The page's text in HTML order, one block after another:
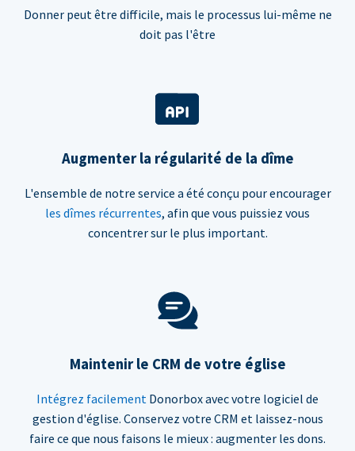
Donner peut être difficile, mais le processus lui-même ne
doit pas l'être
Augmenter la régularité de la dîme
L'ensemble de notre service a été conçu pour encourager
les dîmes récurrentes, afin que vous puissiez vous
concentrer sur le plus important.
Maintenir le CRM de votre église
Intégrez facilement Donorbox avec votre logiciel de
gestion d'église. Conservez votre CRM et laissez-nous
faire ce que nous faisons le mieux : augmenter les dons.